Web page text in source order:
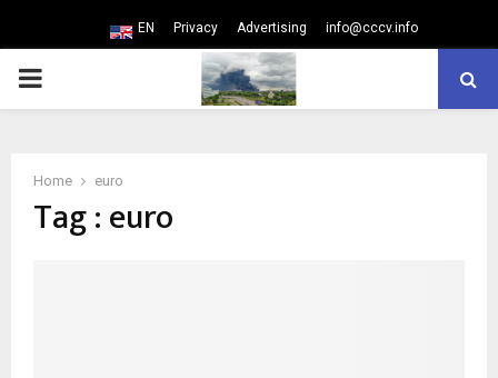
EN Privacy Advertising info@cccv.info
PRIMARY
Home euro
Tag : euro